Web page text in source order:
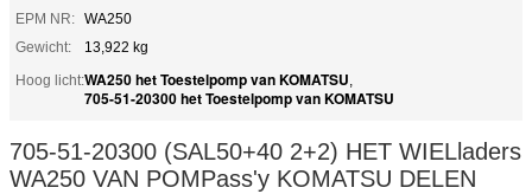
EPM NR: WA250
Gewicht:
13,922 kg
Hoog licht:WA250 het Toestelpomp van KOMATSU,
705-51-20300 het Toestelpomp van KOMATSU
705-51-20300 (SAL50+40 2+2) HET WIELladers
WA250 VAN POMPass'y KOMATSU DELEN